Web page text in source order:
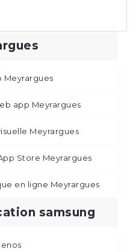
Meyrargues
app Meyrargues
Meyrargues
Store Meyrargues
en ligne Meyrargues
samsung